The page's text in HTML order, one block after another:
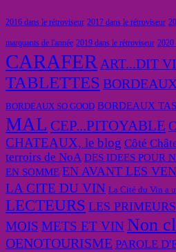
2016 dans le rétroviseur 2017 dans le rétroviseur
marquants de l'année 2019 dans le rétroviseur 2020
CARAFER ART...DIT
TABLETTES
BORDEAUX SO GOOD BORDEAUX
MAL CEP...PITOYABLE
CHATEAUX, le blog Côté
terroirs de NoA DES IDEES POUR
EN SOMME EN AVANT LES
LA CITE DU VIN La Cité du Vin a
LECTEURS LES PRIMEURS
MOIS METS ET VIN Non
OENOTOURISME PAROLE